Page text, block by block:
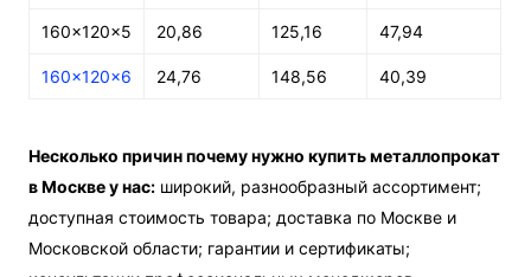
160x120x5 20,86 125,16 47,94
160x120x6 24,76 148,56 40,39
Несколько причин почему нужно купить металлопрокат
в Москве у нас: широкий, разнообразный ассортимент;
доступная стоимость товара; доставка по Москве и
Московской области; гарантии и сертификаты;